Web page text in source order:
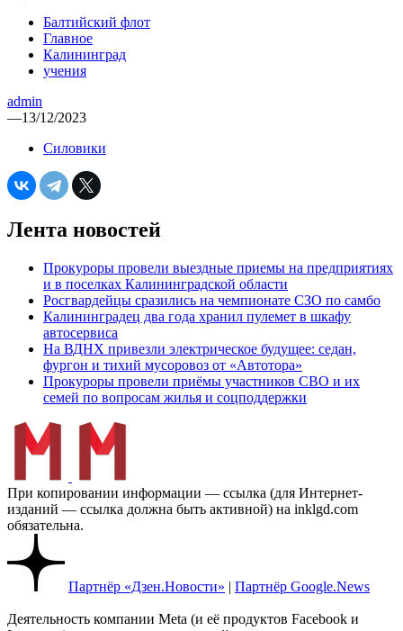
Балтийский флот
Главное
Калининград
учения
admin
—13/12/2023
Силовики
Лента новостей
Прокуроры провели выездные приемы на предприятиях
и в поселках Калининградской области
Росгвардейцы сразились на чемпионате СЗО по самбо
Калининградец два года хранил пулемет в шкафу
автосервиса
На ВДНХ привезли электрическое будущее: седан,
фургон и тихий мусоровоз от «Автотора»
Прокуроры провели приёмы участников СВО и их
семей по вопросам жилья и соцподдержки
При копировании информации — ссылка (для Интернет-
изданий — ссылка должна быть активной) на inklgd.com
обязательна.
Партнёр «Дзен.Новости» | Партнёр Google.News
Деятельность компании Meta (и её продуктов Facebook и